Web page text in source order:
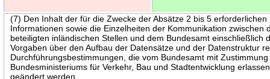
(7) Den Inhalt der für die Zwecke der Absätze 2 bis 5 erforderlichen
Informationen sowie die Einzelheiten der Kommunikation zwischen
beteiligten inländischen Stellen und dem Bundesamt einschließlich
Vorgaben über den Aufbau der Datensätze und der Datenstruktur
Durchführungsbestimmungen, die vom Bundesamt mit
Bundesministeriums für Verkehr, Bau und Stadtentwicklung
geändert werden.